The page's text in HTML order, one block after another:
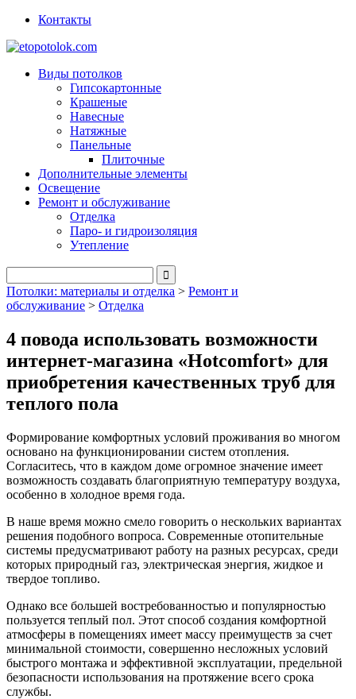
Контакты
Виды потолков
Гипсокартонные
Крашеные
Навесные
Натяжные
Панельные
Плиточные
Дополнительные элементы
Освещение
Ремонт и обслуживание
Отделка
Паро- и гидроизоляция
Утепление
Потолки: материалы и отделка > Ремонт и
обслуживание > Отделка
4 повода использовать возможности
интернет-магазина «Hotcomfort» для
приобретения качественных труб для
теплого пола
Формирование комфортных условий проживания во многом
основано на функционировании систем отопления.
Согласитесь, что в каждом доме огромное значение имеет
возможность создавать благоприятную температуру воздуха,
особенно в холодное время года.
В наше время можно смело говорить о нескольких вариантах
решения подобного вопроса. Современные отопительные
системы предусматривают работу на разных ресурсах, среди
которых природный газ, электрическая энергия, жидкое и
твердое топливо.
Однако все большей востребованностью и популярностью
пользуется теплый пол. Этот способ создания комфортной
атмосферы в помещениях имеет массу преимуществ за счет
минимальной стоимости, совершенно несложных условий
быстрого монтажа и эффективной эксплуатации, предельной
безопасности использования на протяжение всего срока
службы.